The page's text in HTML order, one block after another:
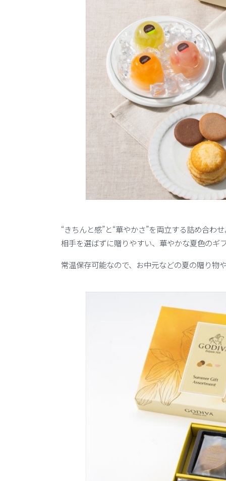
“きちんと感”と“華やかさ”を両立する詰め合わ
相手を選ばずに贈りやすい、華やかな夏色のギ
常温保存可能なので、お中元などの夏の贈り物